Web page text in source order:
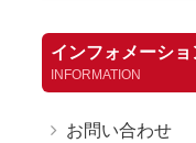
インフォメーショ
INFORMATION
お問い合わせ